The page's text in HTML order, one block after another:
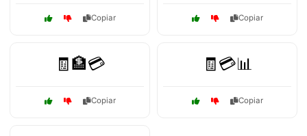
Copiar Copiar
🧾🏦💳
Copiar
🧾💳📊
Copiar